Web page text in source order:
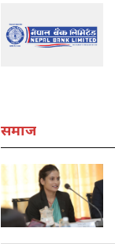
समाज